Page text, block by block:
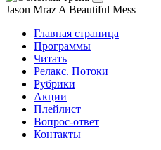
Jason Mraz A Beautiful Mess
Главная страница
Программы
Читать
Релакс. Потоки
Рубрики
Акции
Плейлист
Вопрос-ответ
Контакты